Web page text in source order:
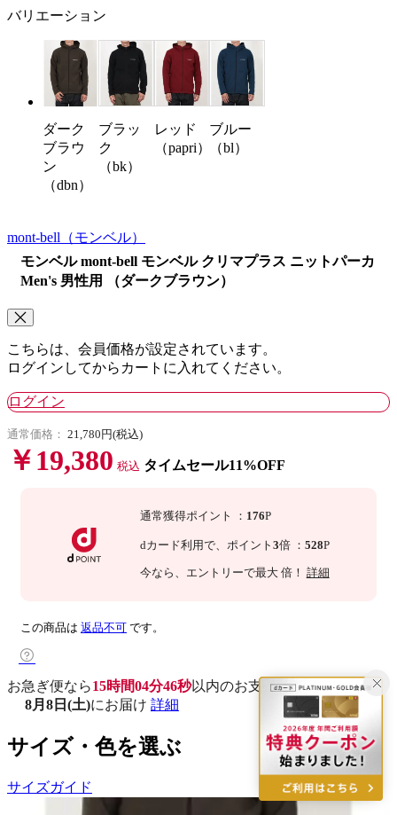
バリエーション
ダーク
ブラウ
ン
（dbn）
ブラッ
ク
（bk）
レッド
（papri）
ブルー
（bl）
mont-bell （モンベル）
モンベル mont-bell モンベル クリマプラス ニットパーカ
Men's 男性用 （ダークブラウン）
こちらは、会員価格が設定されています。
ログインしてからカートに入れてください。
ログイン
通常価格： 21,780円(税込)
￥19,380 税込 タイムセール11%OFF
通常獲得ポイント ： 176P
dカード利用で、 ポイント 3倍 ： 528P
今なら 、エントリーで最大 倍！ 詳細
この商品は 返品不可 です。
お急ぎ便なら15時間04分45秒以内のお支払いで
8月8日(土)にお届け 詳細
サイズ・色を選ぶ
サイズガイド